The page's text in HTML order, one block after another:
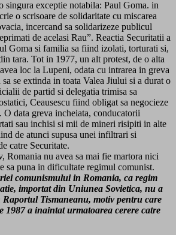
singura exceptie notabila: Paul Goma. in
o scrisoare de solidaritate cu miscarea
incercand sa solidarizeze publicul
de acelasi Rau”. Reactia Securitatii a
Goma si familia sa fiind izolati, torturati si,
tara. Tot in 1977, un alt protest, de o alta
loc la Lupeni, odata cu intrarea in greva
se extinda in toata Valea Jiului si a durat o
de partid si delegatia trimisa sa
Ceausescu fiind obligat sa negocieze
O data greva incheiata, conducatorii
sau inchisi si mii de mineri risipiti in alte
de atunci supusa unei infiltrari si
catre Securitate.
Romania nu avea sa mai fie martora nici
sa puna in dificultate regimul comunist.
comunismului in Romania, ca regim
importat din Uniunea Sovietica, nu a
Raportul Tismaneanu, motiv pentru care
1987 a inaintat urmatoarea cerere catre